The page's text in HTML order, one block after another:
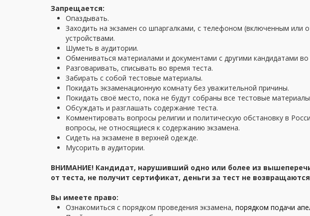
Запрещается:
Опаздывать.
Заходить на экзамен со шпаргалками, с телефоном (включенным или
устройствами.
Шуметь в аудитории.
Обмениваться материалами и документами с другими кандидатами во
Разговаривать, списывать во время теста.
Забирать с собой тестовые материалы.
Покидать экзаменационную комнату без уважительной причины.
Покидать своё место, пока не будут собраны все тестовые
Обсуждать и разглашать содержание теста.
Комментировать вопросы религии и политическую обстановку в
вопросы, не относящиеся к содержанию экзамена.
Сидеть на экзамене в верхней одежде.
Мусорить в аудитории.
ВНИМАНИЕ! Кандидат, нарушивший одно или более из
от теста, не получит сертификат, деньги за тест не
Вы имеете право:
Ознакомиться с порядком проведения экзамена, порядком подачи